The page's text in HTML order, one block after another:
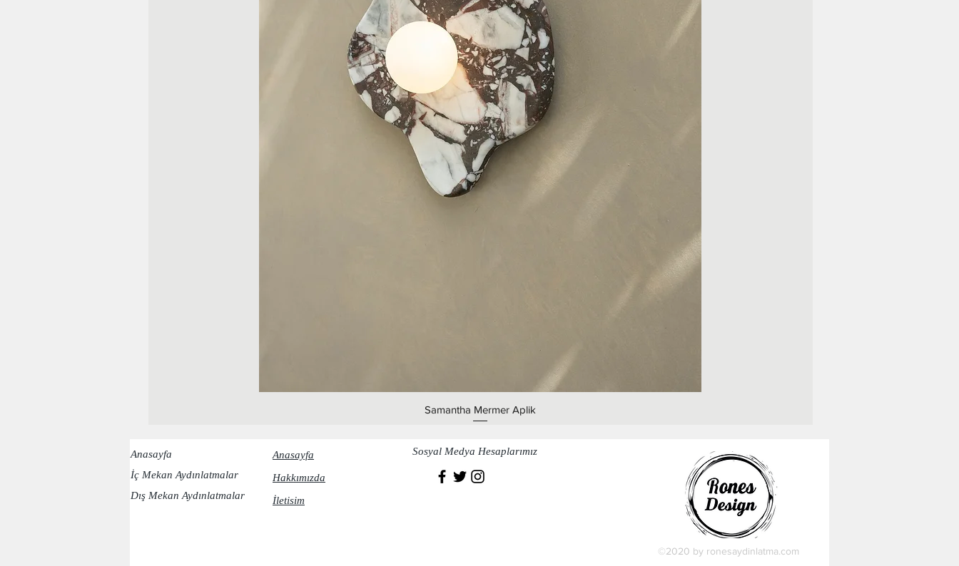
Samantha Mermer Aplik
Anasayfa
İç Mekan Aydınlatmalar
Dış Mekan Aydınlatmalar
Anasayfa
Hakkımızda​
İletisim
Sosyal Medya Hesaplarımız
©2020 by ronesaydinlatma.com